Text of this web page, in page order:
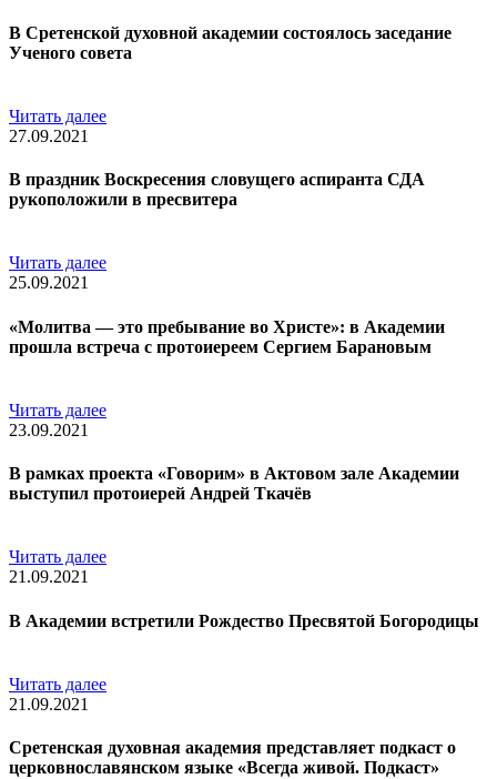
В Сретенской духовной академии состоялось заседание
Ученого совета
Читать далее
27.09.2021
В праздник Воскресения словущего аспиранта СДА
рукоположили в пресвитера
Читать далее
25.09.2021
«Молитва — это пребывание во Христе»: в Академии
прошла встреча с протоиереем Сергием Барановым
Читать далее
23.09.2021
В рамках проекта «Говорим» в Актовом зале Академии
выступил протоиерей Андрей Ткачёв
Читать далее
21.09.2021
В Академии встретили Рождество Пресвятой Богородицы
Читать далее
21.09.2021
Сретенская духовная академия представляет подкаст о
церковнославянском языке «Всегда живой. Подкаст»